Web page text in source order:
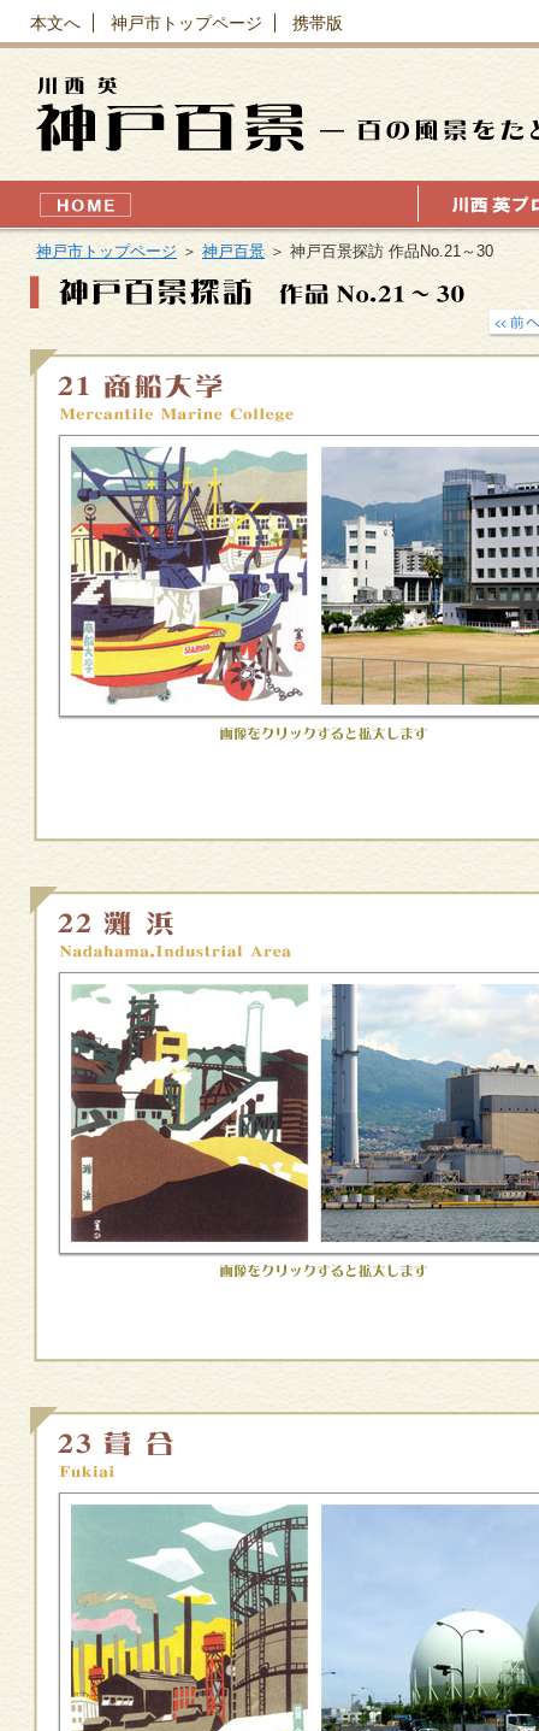
本文へ 神戸市トップページ 携帯版
神戸市トップページ ＞ 神戸百景 ＞ 神戸百景探訪 作品No.21～30